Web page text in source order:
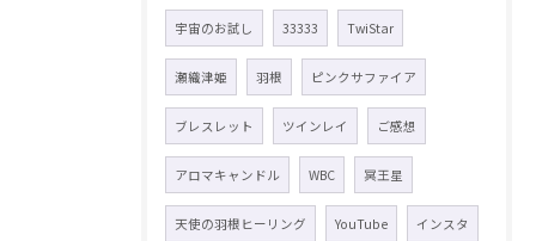
宇宙のお試し 33333 TwiStar
瀬織津姫 羽根 ピンクサファイア
ブレスレット ツインレイ ご感想
アロマキャンドル WBC 冥王星
天使の羽根ヒーリング YouTube インスタ